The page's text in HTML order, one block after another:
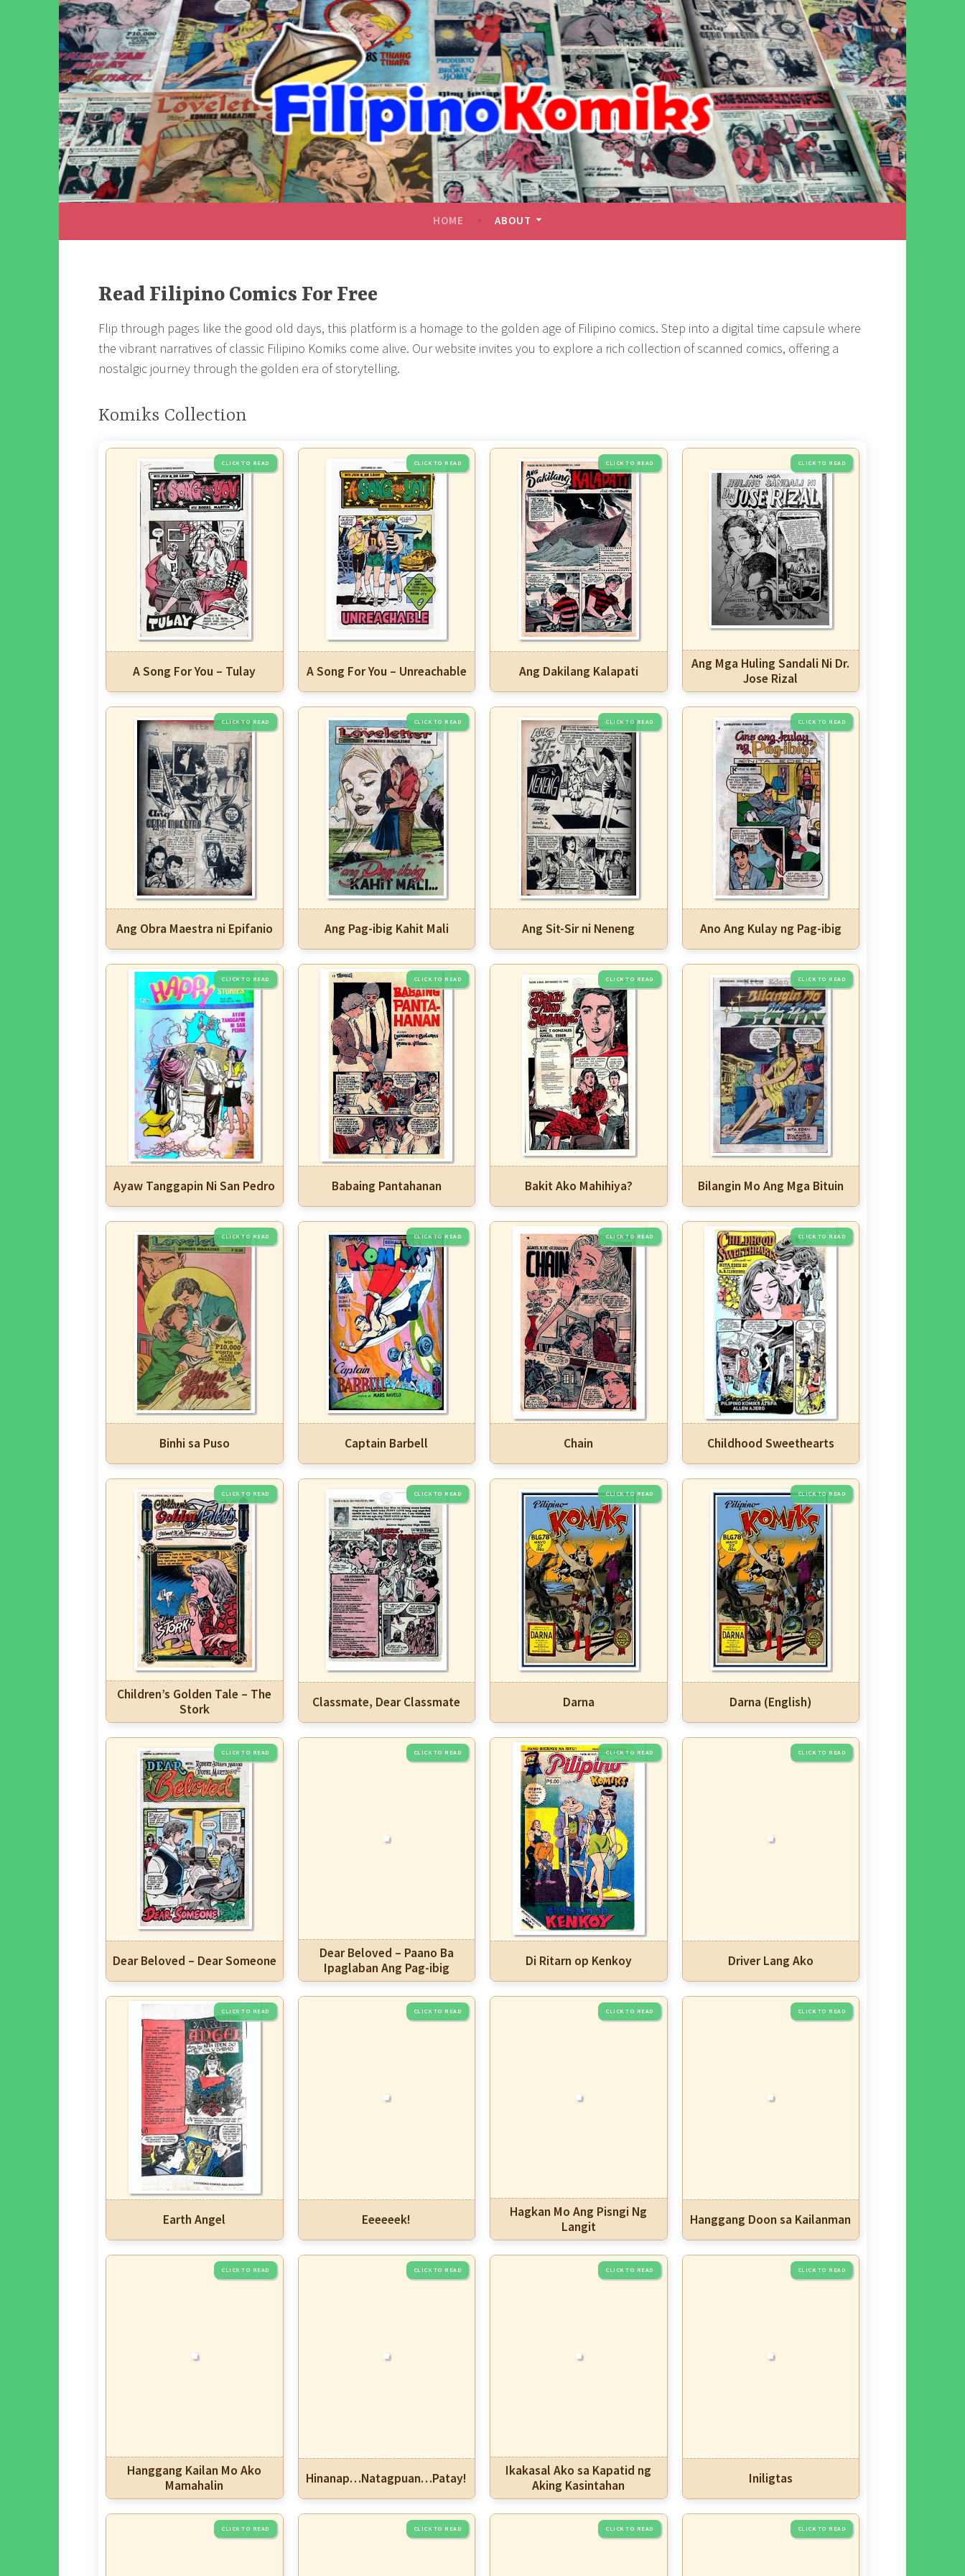
Skip
to
content
HOME ABOUT
Read Filipino Comics For Free
Flip through pages like the good old days, this platform is a homage to the golden age of Filipino comics. Step into a digital time capsule where
the vibrant narratives of classic Filipino Komiks come alive. Our website invites you to explore a rich collection of scanned comics, offering a
nostalgic journey through the golden era of storytelling.
Komiks Collection
A Song For You – Tulay A Song For You – Unreachable Ang Dakilang Kalapati
Ang Mga Huling Sandali Ni Dr.
Jose Rizal
Ang Obra Maestra ni Epifanio Ang Pag-ibig Kahit Mali Ang Sit-Sir ni Neneng Ano Ang Kulay ng Pag-ibig
Ayaw Tanggapin Ni San Pedro Babaing Pantahanan Bakit Ako Mahihiya? Bilangin Mo Ang Mga Bituin
Binhi sa Puso Captain Barbell Chain Childhood Sweethearts
Children’s Golden Tale – The
Stork
Classmate, Dear Classmate Darna Darna (English)
Dear Beloved – Dear Someone
Dear Beloved – Paano Ba
Ipaglaban Ang Pag-ibig
Di Ritarn op Kenkoy Driver Lang Ako
Earth Angel Eeeeeek!
Hagkan Mo Ang Pisngi Ng
Langit
Hanggang Doon sa Kailanman
Hanggang Kailan Mo Ako
Mamahalin
Hinanap…Natagpuan…Patay!
Ikakasal Ako sa Kapatid ng
Aking Kasintahan
Iniligtas